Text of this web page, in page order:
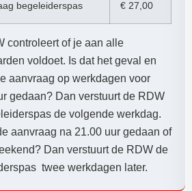
begeleiderspas € 27,00
controleert of je aan alle
voldoet. Is dat het geval en
aanvraag op werkdagen voor
gedaan? Dan verstuurt de RDW
de volgende werkdag.
aanvraag na 21.00 uur gedaan of
Dan verstuurt de RDW de
twee werkdagen later.